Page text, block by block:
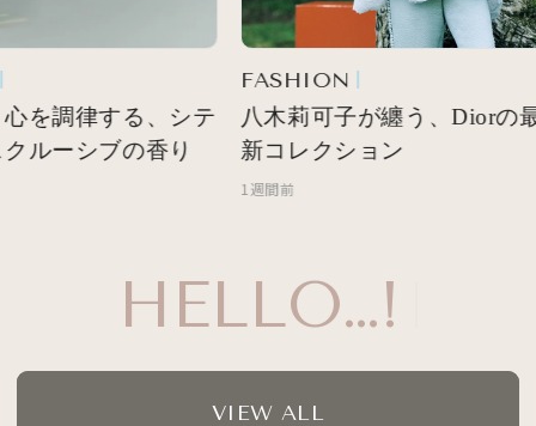
HELLO…!
調律する、シテ
ルーシブの香り
FASHION
八木莉可子が纏う、Diorの最
新コレクション
1週間前
VIEW ALL